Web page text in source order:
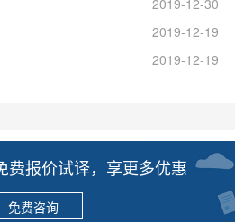
2019-12-30
2019-12-19
2019-12-19
费报价试译，享更多优惠
免费咨询